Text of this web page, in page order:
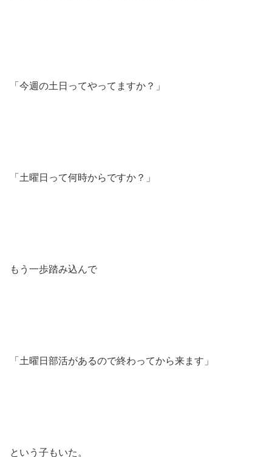
「今週の土日ってやってますか？」
「土曜日って何時からですか？」
もう一歩踏み込んで
「土曜日部活があるので終わってから来ます」
という子もいた。